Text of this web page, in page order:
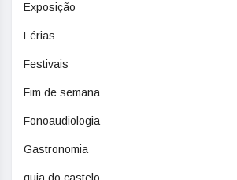
Exposição
Férias
Festivais
Fim de semana
Fonoaudiologia
Gastronomia
guia do castelo